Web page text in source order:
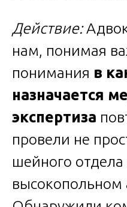
Действие:
нам, понимая
понимания в
назначается
экспертиза
провели не
шейного
высокопольном